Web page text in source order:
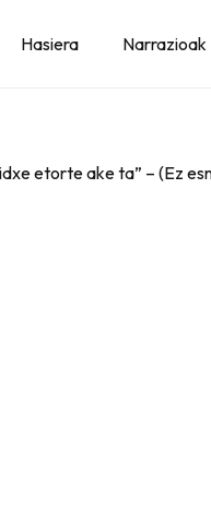
Hasiera Narrazioak
etorte ake ta” – (Ez